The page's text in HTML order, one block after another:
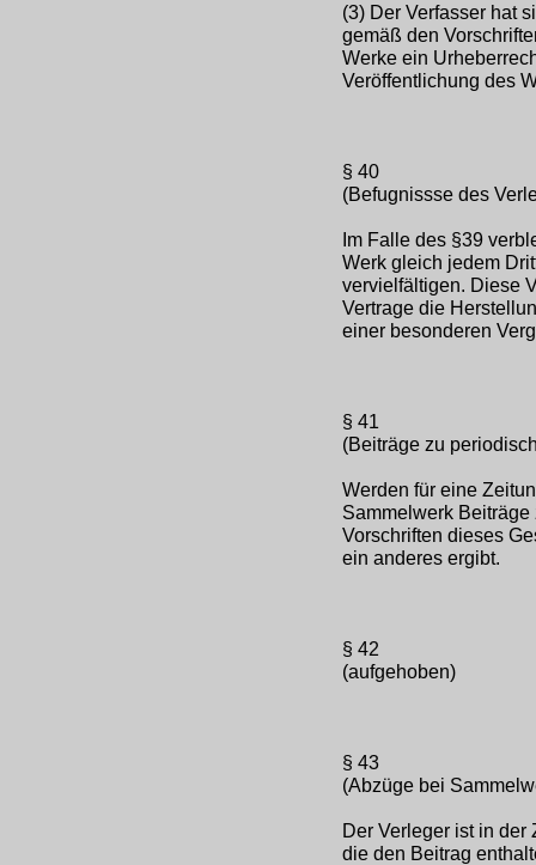
(3) Der Verfasser hat
gemäß den
Werke ein
Veröffentlichung des
§ 40
(Befugnissse des
Im Falle des §39
Werk gleich jedem
vervielfältigen. Diese
Vertrage die
einer besonderen
§ 41
(Beiträge zu
Werden für eine
Sammelwerk
Vorschriften dieses
ein anderes ergibt.
§ 42
(aufgehoben)
§ 43
(Abzüge bei
Der Verleger ist in
die den Beitrag